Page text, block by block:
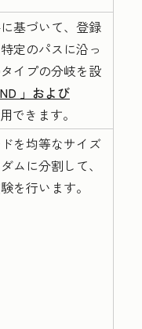
基づいて、登録
定のパスに沿っ
イプの分岐を設
」および
できます。
を均等なサイズ
ムに分割して、
を行います。